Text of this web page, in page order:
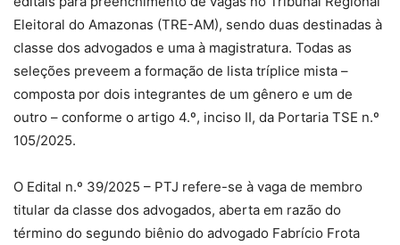
Eleitoral do Amazonas (TRE-AM), sendo duas destinadas à
classe dos advogados e uma à magistratura. Todas as
seleções preveem a formação de lista tríplice mista –
composta por dois integrantes de um gênero e um de
outro – conforme o artigo 4.º, inciso II, da Portaria TSE n.º
105/2025.
O Edital n.º 39/2025 – PTJ refere-se à vaga de membro
titular da classe dos advogados, aberta em razão do
término do segundo biênio do advogado Fabrício Frota